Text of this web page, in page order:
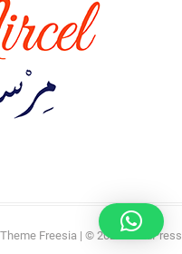
Theme Freesia | © 2026 WordPress